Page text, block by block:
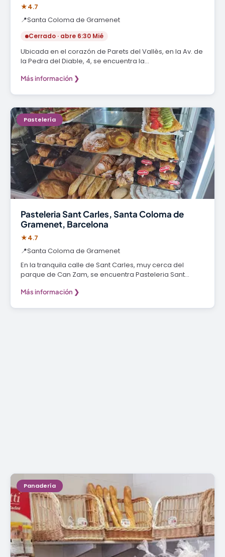
★4.7
📍Santa Coloma de Gramenet
Cerrado · abre 6:30 Mié
Ubicada en el corazón de Parets del Vallès, en la Av. de
la Pedra del Diable, 4, se encuentra la…
Más información ❯
Pastelería
Pasteleria Sant Carles, Santa Coloma de
Gramenet, Barcelona
★4.7
📍Santa Coloma de Gramenet
En la tranquila calle de Sant Carles, muy cerca del
parque de Can Zam, se encuentra Pasteleria Sant…
Más información ❯
Panadería